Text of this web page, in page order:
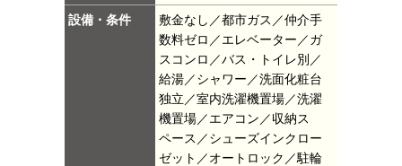
設備・条件
敷金なし／都市ガス／仲介手
数料ゼロ／エレベーター／ガ
スコンロ／バス・トイレ別／
給湯／シャワー／洗面化粧台
独立／室内洗濯機置場／洗濯
機置場／エアコン／収納ス
ペース／シューズインクロー
ゼット／オートロック／駐輪